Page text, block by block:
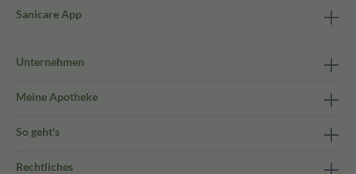
Sanicare App
Unternehmen
Meine Apotheke
So geht's
Rechtliches